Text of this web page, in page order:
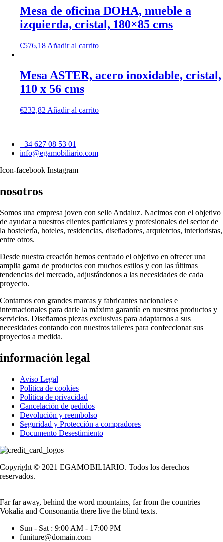
Mesa de oficina DOHA, mueble a
izquierda, cristal, 180×85 cms
€576,18 Añadir al carrito
Mesa ASTER, acero inoxidable, cristal,
110 x 56 cms
€232,82 Añadir al carrito
+34 627 08 53 01
info@egamobiliario.com
Icon-facebook Instagram
nosotros
Somos una empresa joven con sello Andaluz. Nacimos con el objetivo
de ayudar a nuestros clientes particulares y profesionales del sector de
la hostelería, hoteles, residencias, diseñadores, arquietctos, interioristas,
entre otros.
Desde nuestra creación hemos centrado el objetivo en ofrecer una
amplia gama de productos con muchos estilos y con las últimas
tendencias del mercado, adjustándonos a las necesidades de cada
proyecto.
Contamos con grandes marcas y fabricantes nacionales e
internacionales para darle la máxima garantía en nuestros productos y
servicios. Diseñamos piezas exclusivas para adaptarnos a sus
necesidades contando con nuestros talleres para confeccionar sus
proyectos a medida.
información legal
Aviso Legal
Política de cookies
Política de privacidad
Cancelación de pedidos
Devolución y reembolso
Seguridad y Protección a compradores
Documento Desestimiento
Copyright © 2021 EGAMOBILIARIO. Todos los derechos
reservados.
Far far away, behind the word mountains, far from the countries
Vokalia and Consonantia there live the blind texts.
Sun - Sat : 9:00 AM - 17:00 PM
funiture@domain.com